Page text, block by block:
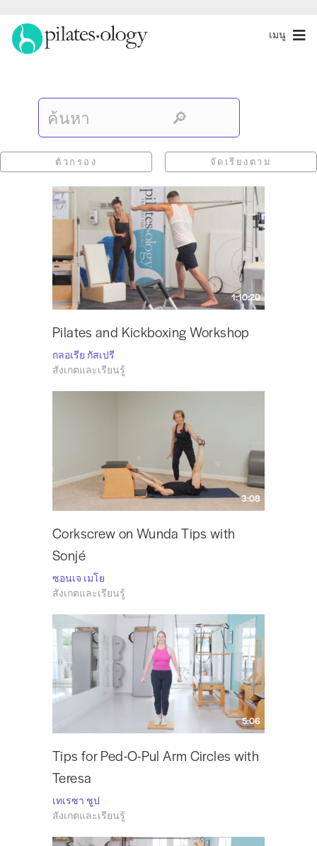
เมนู
ตัวกรอง จัดเรียงตาม
1:10:20
Pilates and Kickboxing Workshop
กลอเรีย กัสเปรี
สังเกตและเรียนรู้
3:08
Corkscrew on Wunda Tips with
Sonjé
ซอนเจ เมโย
สังเกตและเรียนรู้
5:06
Tips for Ped-O-Pul Arm Circles with
Teresa
เทเรซา ชูป
สังเกตและเรียนรู้